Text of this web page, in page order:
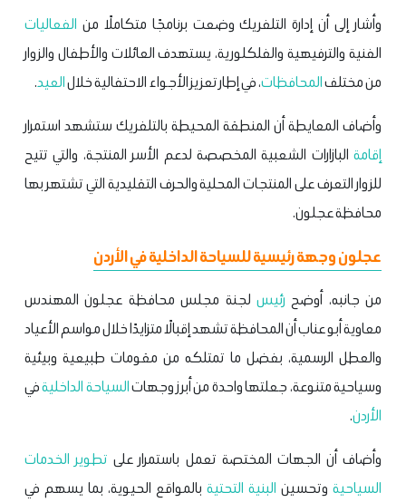
وأشار إلى أن إدارة التلفريك وضعت برنامجًا متكاملًا من الفعاليات
الفنية والترفيهية والفلكلورية، يستهدف العائلات والأطفال والزوار
من مختلفالمحافظات، في إطار تعزيز الأجواء الاحتفالية خلالالعيد.
وأضاف المعايطة أن المنطقة المحيطة بالتلفريك ستشهد استمرار
إقامة البازارات الشعبية المخصصة لدعم الأسر المنتجة، والتي تتيح
للزوار التعرف على المنتجات المحلية والحرف التقليدية التي تشتهر بها
محافظة عجلون.
عجلون وجهة رئيسية للسياحة الداخلية في الأردن
من جانبه، أوضح رئيس لجنة مجلس محافظة عجلون المهندس
معاوية أبو عناب أن المحافظة تشهد إقبالًا متزايدًا خلال مواسم الأعياد
والعطل الرسمية، بفضل ما تمتلكه من مقومات طبيعية وبيئية
وسياحية متنوعة، جعلتها واحدة من أبرز وجهاتالسياحة الداخليةفي
الأردن.
وأضاف أن الجهات المختصة تعمل باستمرار على تطوير الخدمات
السياحية وتحسين البنية التحتية بالمواقع الحيوية، بما يسهم في